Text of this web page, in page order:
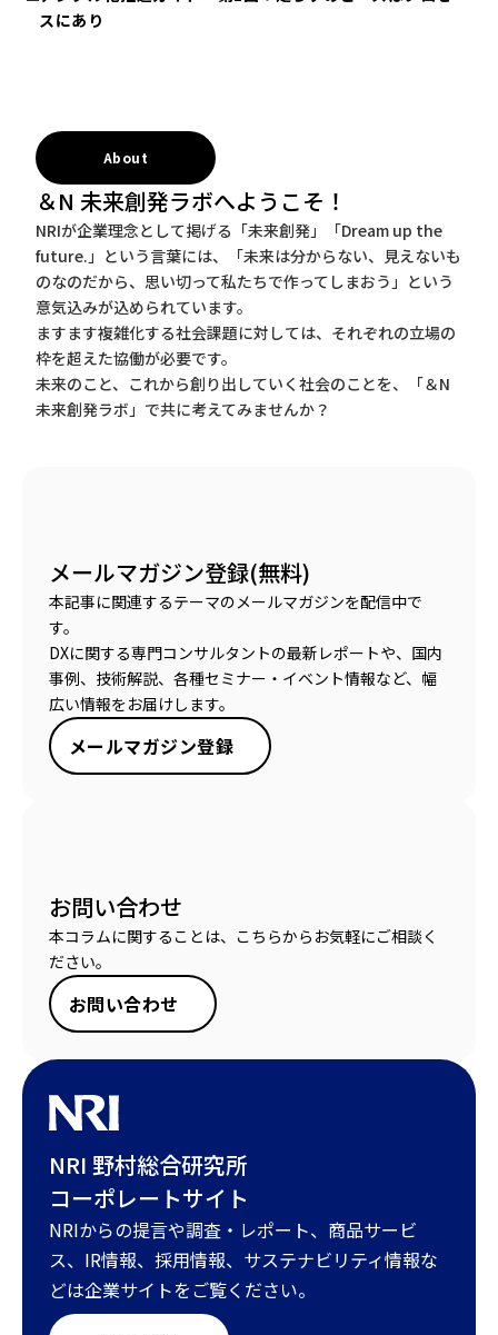
スにあり
About
＆N 未来創発ラボへようこそ！
NRIが企業理念として掲げる「未来創発」「Dream up the
future.」という言葉には、「未来は分からない、見えないも
のなのだから、思い切って私たちで作ってしまおう」という
意気込みが込められています。
ますます複雑化する社会課題に対しては、それぞれの立場の
枠を超えた協働が必要です。
未来のこと、これから創り出していく社会のことを、「＆N
未来創発ラボ」で共に考えてみませんか？
メールマガジン登録(無料)
本記事に関連するテーマのメールマガジンを配信中で
す。
DXに関する専門コンサルタントの最新レポートや、国内
事例、技術解説、各種セミナー・イベント情報など、幅
広い情報をお届けします。
メールマガジン登録
お問い合わせ
本コラムに関することは、こちらからお気軽にご相談く
ださい。
お問い合わせ
NRI 野村総合研究所
コーポレートサイト
NRIからの提言や調査・レポート、商品サービ
ス、IR情報、採用情報、サステナビリティ情報な
どは企業サイトをご覧ください。